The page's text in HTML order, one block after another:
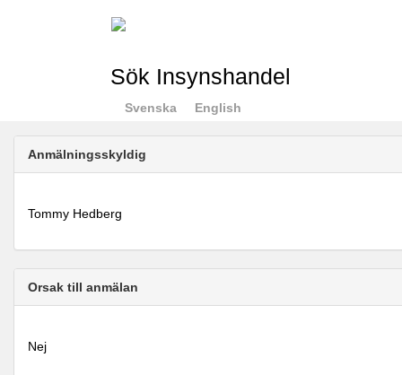
Sök Insynshandel
Svenska English
Anmälningsskyldig
Tommy Hedberg
Orsak till anmälan
Nej